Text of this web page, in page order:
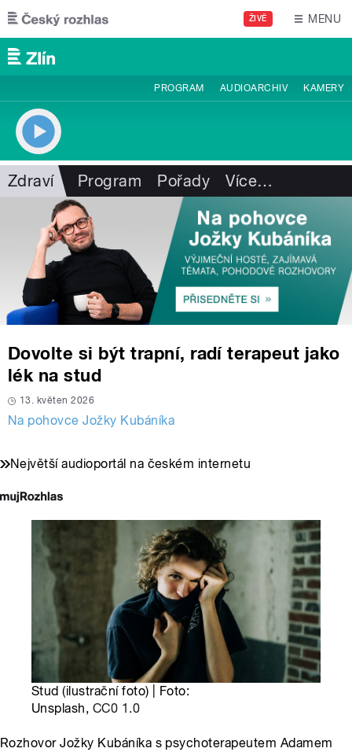
Přejít k hlavnímu obsahu
ŽIVĚ MENU
PROGRAM AUDIOARCHIV KAMERY
Zdraví Program Pořady Více…
Dovolte si být trapní, radí terapeut jako
lék na stud
13. květen 2026
Na pohovce Jožky Kubáníka
Největší audioportál na českém internetu
Stud (ilustrační foto) | Foto:
Unsplash, CC0 1.0
Rozhovor Jožky Kubáníka s psychoterapeutem Adamem